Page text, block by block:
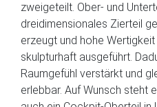
zweigeteilt. Ober- und
dreidimensionales Zierteil
erzeugt und hohe
skulpturhaft ausgeführt.
Raumgefühl verstärkt und
erlebbar. Auf Wunsch steht